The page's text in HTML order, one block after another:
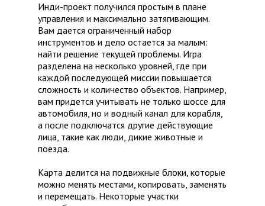
Инди-проект получился простым в плане
управления и максимально затягивающим.
Вам дается ограниченный набор
инструментов и дело остается за малым:
найти решение текущей проблемы. Игра
разделена на несколько уровней, где при
каждой последующей миссии повышается
сложность и количество объектов. Например,
вам придется учитывать не только шоссе для
автомобиля, но и водный канал для корабля,
а после подключатся другие действующие
лица, такие как люди, дикие животные и
поезда.
Карта делится на подвижные блоки, которые
можно менять местами, копировать, заменять
и перемещать. Некоторые участки